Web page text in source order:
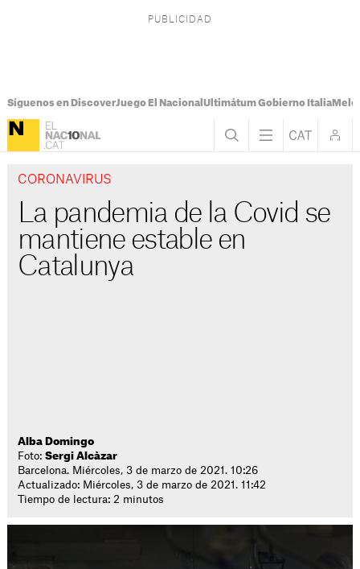
Síguenos en DiscoverJuego El Nacional Ultimátum Gobierno Italia
CORONAVIRUS
La pandemia de la Covid se
mantiene estable en
Catalunya
Alba Domingo
Foto:Sergi Alcàzar
Barcelona. Miércoles, 3 de marzo de 2021. 10:26
Actualizado: Miércoles, 3 de marzo de 2021. 11:42
Tiempo de lectura: 2 minutos